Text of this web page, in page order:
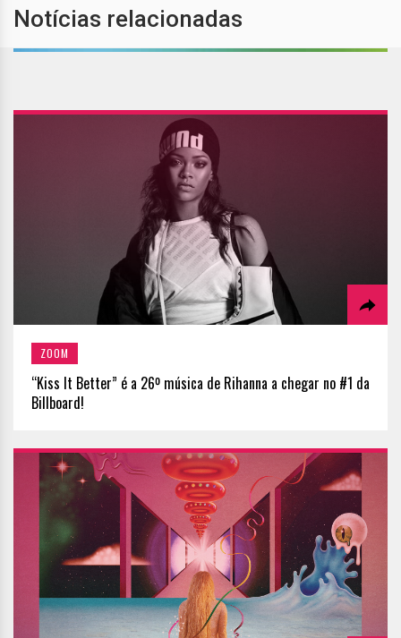
Notícias relacionadas
ZOOM
“Kiss It Better” é a 26º música de Rihanna a chegar no #1 da
Billboard!